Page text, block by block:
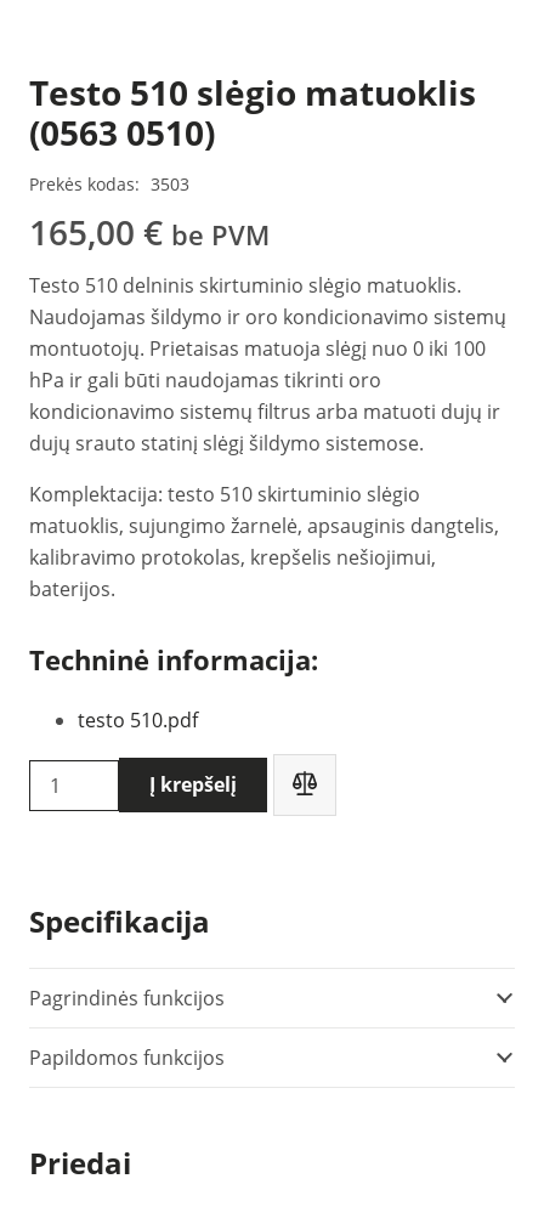
Testo 510 slėgio matuoklis
(0563 0510)
Prekės kodas: 3503
165,00 € be PVM
Testo 510 delninis skirtuminio slėgio matuoklis.
Naudojamas šildymo ir oro kondicionavimo sistemų
montuotojų. Prietaisas matuoja slėgį nuo 0 iki 100
hPa ir gali būti naudojamas tikrinti oro
kondicionavimo sistemų filtrus arba matuoti dujų ir
dujų srauto statinį slėgį šildymo sistemose.
Komplektacija: testo 510 skirtuminio slėgio
matuoklis, sujungimo žarnelė, apsauginis dangtelis,
kalibravimo protokolas, krepšelis nešiojimui,
baterijos.
Techninė informacija:
testo 510.pdf
produkto
kiekis:
matuoklis
(0563
0510)
Į krepšelį
Specifikacija
Pagrindinės funkcijos
Papildomos funkcijos
Priedai